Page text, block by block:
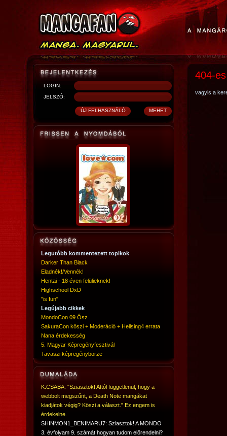
LOGIN:
JELSZÓ:
Legutóbb kommentezett topikok
Darker Than Black
Eladnék!/Vennék!
Hentai - 18 éven felülieknek!
Highschool DxD
"is fun"
Legújabb cikkek
MondoCon 09 Ősz
SakuraCon köszi + Moderáció + Hellsing4 errata
Nana érdekesség
5. Magyar Képregényfesztivál
Tavaszi képregénybörze
K.CSABA: "Sziasztok! Attól függetlenül, hogy a
webbolt megszűnt, a Death Note mangákat
kiadjátok végig? Köszi a választ." Ez engem is
érdekelne.
SHINMON1_BENIMARU7: Sziasztok! A MONDO
3. évfolyam 9. számát hogyan tudom előrendelni?
404-
vagyis a